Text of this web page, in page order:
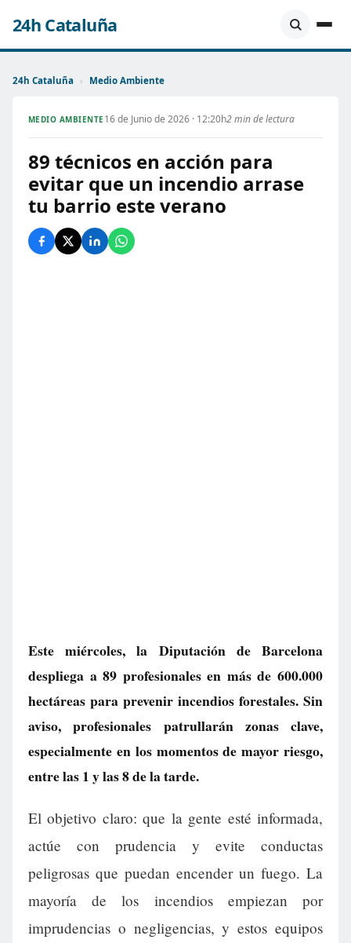
24h Cataluña
24h Cataluña › Medio Ambiente
MEDIO AMBIENTE 16 de Junio de 2026 · 12:20h2 min de lectura
89 técnicos en acción para
evitar que un incendio arrase
tu barrio este verano
Este miércoles, la Diputación de Barcelona
despliega a 89 profesionales en más de 600.000
hectáreas para prevenir incendios forestales. Sin
aviso, profesionales patrullarán zonas clave,
especialmente en los momentos de mayor riesgo,
entre las 1 y las 8 de la tarde.
El objetivo claro: que la gente esté informada,
actúe con prudencia y evite conductas
peligrosas que puedan encender un fuego. La
mayoría de los incendios empiezan por
imprudencias o negligencias, y estos equipos